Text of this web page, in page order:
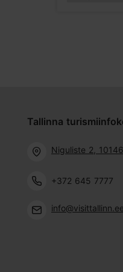
Tallinna
Niguliste 2,
+372 645 7777
info@visittallinn.ee